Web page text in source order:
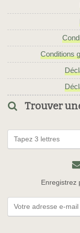
Conditions
Trouver
Enregistrez